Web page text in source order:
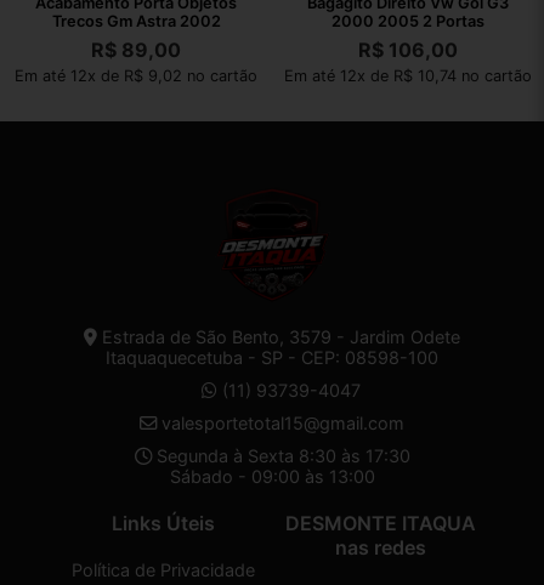
Trecos Gm Astra 2002
R$ 89,00
Em até 12x de R$ 9,02 no cartão
2000 2005 2 Portas
R$ 106,00
Em até 12x de R$ 10,74 no cartão
Estrada de São Bento, 3579 - Jardim Odete
Itaquaquecetuba - SP - CEP: 08598-100
(11) 93739-4047
valesportetotal15@gmail.com
Segunda à Sexta 8:30 às 17:30
Sábado - 09:00 às 13:00
Links Úteis
Política de Privacidade
DESMONTE ITAQUA
nas redes